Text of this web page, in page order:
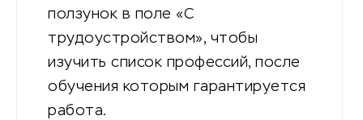
ползунок в поле «С
трудоустройством», чтобы
изучить список профессий, после
обучения которым гарантируется
работа.